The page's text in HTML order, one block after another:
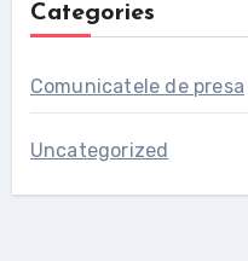
Categories
Comunicatele de presa
Uncategorized